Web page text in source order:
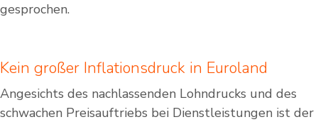
gesprochen.
Kein großer Inflationsdruck in Euroland
Angesichts des nachlassenden Lohndrucks und des
schwachen Preisauftriebs bei Dienstleistungen ist der